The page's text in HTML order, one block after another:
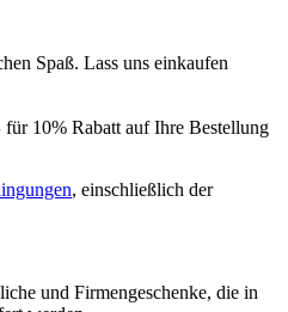
Spaß. Lass uns einkaufen
für 10% Rabatt auf Ihre Bestellung
, einschließlich der
und Firmengeschenke, die in